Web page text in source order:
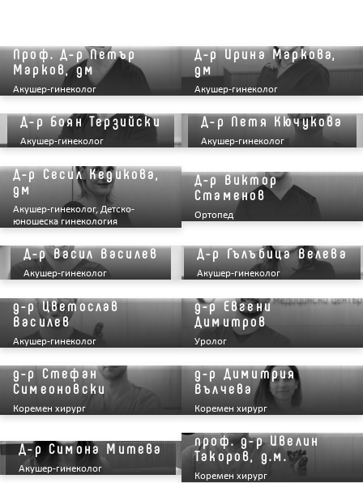
Проф. Д-р Петър
Марков, дм
Акушер-гинеколог
Д-р Ирина Маркова,
дм
Акушер-гинеколог
Д-р Боян Терзийски
Акушер-гинеколог
Д-р Петя Кючукова
Акушер-гинеколог
Д-р Сесил Кедикова,
дм
Акушер-гинеколог, Детско-
юношеска гинекология
Д-р Виктор
Стаменов
Ортопед
Д-р Васил Василев
Акушер-гинеколог
Д-р Гълъбица Велева
Акушер-гинеколог
д-р Цветослав
Василев
Акушер-гинеколог
д-р Евгени
Димитров
Уролог
д-р Стефан
Симеоновски
Коремен хирург
д-р Димитрия
Вълчева
Коремен хирург
Д-р Симона Митева
Акушер-гинеколог
проф. д-р Ивелин
Такоров, д.м.
Коремен хирург